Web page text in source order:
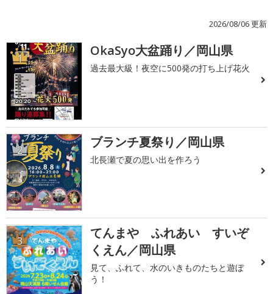
2026/08/06 更新
1 OkaSyo大盆踊り／岡山県
過去最大級！夜空に500発の打ち上げ花火
2 ブランチ夏祭り／岡山県
北長瀬で夏の思い出を作ろう
3
てんまや ふれあい すいぞ
くえん／岡山県
見て、ふれて、水のいきものたちと遊ぼ
う！